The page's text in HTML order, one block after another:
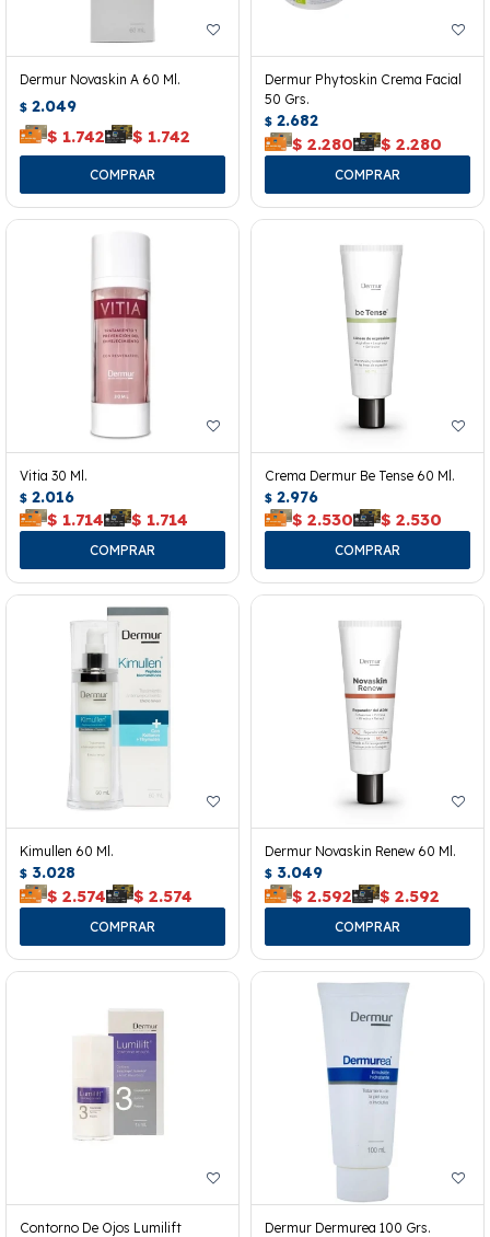
Dermur Novaskin A 60 Ml.
$ 2.049
$ 1.742 $ 1.742
Dermur Phytoskin Crema Facial
50 Grs.
$ 2.682
$ 2.280 $ 2.280
Vitia 30 Ml.
$ 2.016
$ 1.714 $ 1.714
Crema Dermur Be Tense 60 Ml.
$ 2.976
$ 2.530 $ 2.530
Kimullen 60 Ml.
$ 3.028
$ 2.574 $ 2.574
Dermur Novaskin Renew 60 Ml.
$ 3.049
$ 2.592 $ 2.592
Contorno De Ojos Lumilift
Dermur Dermurea 100 Grs.